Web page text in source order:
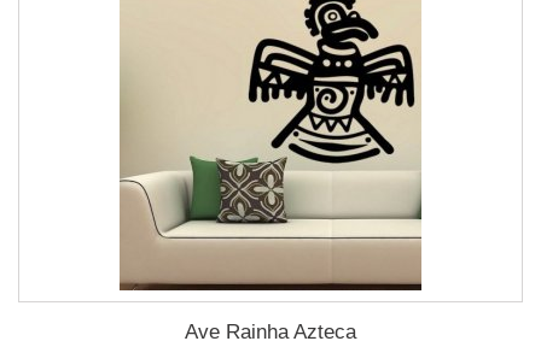
Ave Rainha Azteca